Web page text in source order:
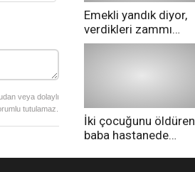
veya dolaylı
tutulamaz.
Emekli yandık diyor,
verdikleri zammı
pazarda geri aldılar!
İki çocuğunu öldüren
baba hastanede